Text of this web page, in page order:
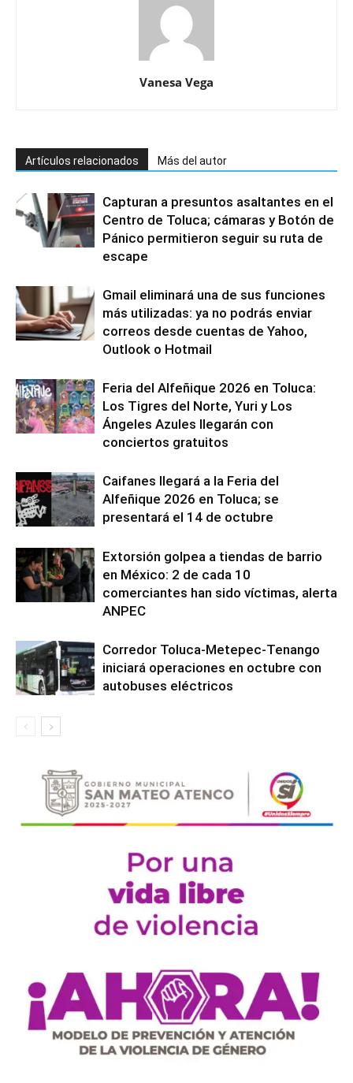
Vanesa Vega
Artículos relacionados Más del autor
Capturan a presuntos asaltantes en el
Centro de Toluca; cámaras y Botón de
Pánico permitieron seguir su ruta de
escape
Gmail eliminará una de sus funciones
más utilizadas: ya no podrás enviar
correos desde cuentas de Yahoo,
Outlook o Hotmail
Feria del Alfeñique 2026 en Toluca:
Los Tigres del Norte, Yuri y Los
Ángeles Azules llegarán con
conciertos gratuitos
Caifanes llegará a la Feria del
Alfeñique 2026 en Toluca; se
presentará el 14 de octubre
Extorsión golpea a tiendas de barrio
en México: 2 de cada 10
comerciantes han sido víctimas, alerta
ANPEC
Corredor Toluca-Metepec-Tenango
iniciará operaciones en octubre con
autobuses eléctricos